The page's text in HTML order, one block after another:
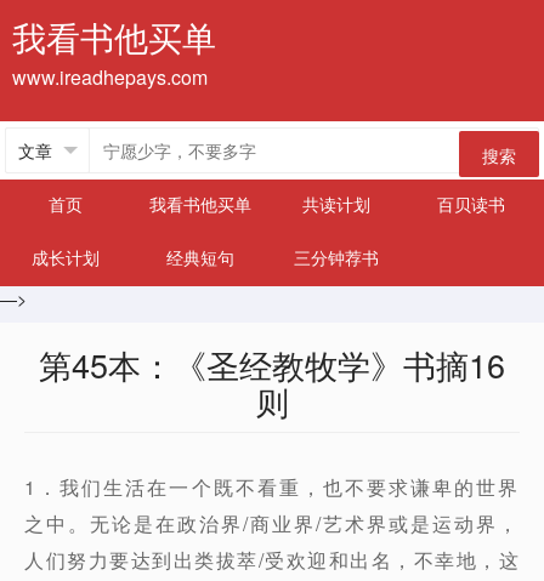
我看书他买单
www.ireadhepays.com
搜索
首页
我看书他买单 共读计划 百贝读书
成长计划 经典短句
三分钟荐书
—>
第45本：《圣经教牧学》书摘16
则
1．我们生活在一个既不看重，也不要求谦卑的世界
之中。无论是在政治界/商业界/艺术界或是运动界，
人们努力要达到出类拔萃/受欢迎和出名，不幸地，这